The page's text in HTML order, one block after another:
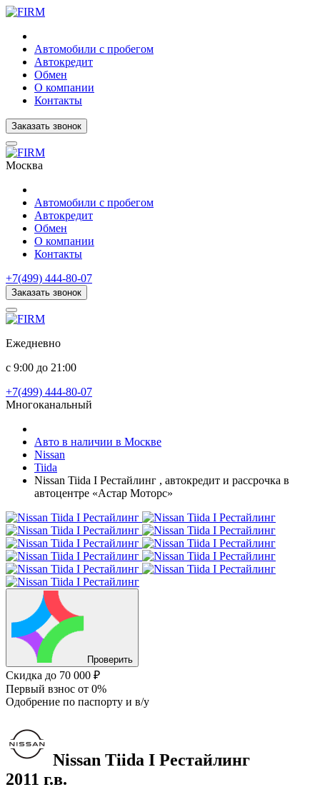
Автомобили с пробегом
Автокредит
Обмен
О компании
Контакты
Заказать звонок
Москва
Автомобили с пробегом
Автокредит
Обмен
О компании
Контакты
+7(499) 444-80-07
Заказать звонок
Ежедневно
с 9:00 до 21:00
+7(499) 444-80-07
Многоканальный
Авто в наличии в Москве
Nissan
Tiida
Nissan Tiida I Рестайлинг , автокредит и рассрочка в
автоцентре «Астар Моторс»
Проверить
Скидка до 70 000 ₽
Первый взнос от 0%
Одобрение по паспорту и в/у
Nissan Tiida I Рестайлинг
2011 г.в.